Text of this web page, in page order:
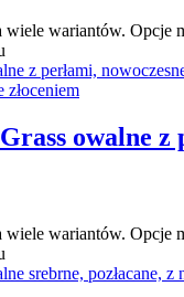
wiele wariantów. Opcje
owalne z
wiele wariantów. Opcje